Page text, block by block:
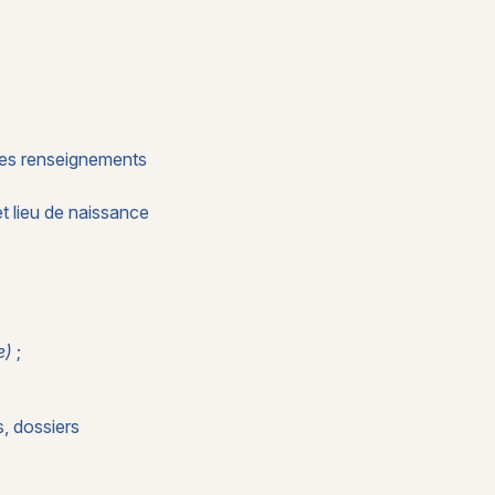
renseignements
lieu de naissance
;
dossiers